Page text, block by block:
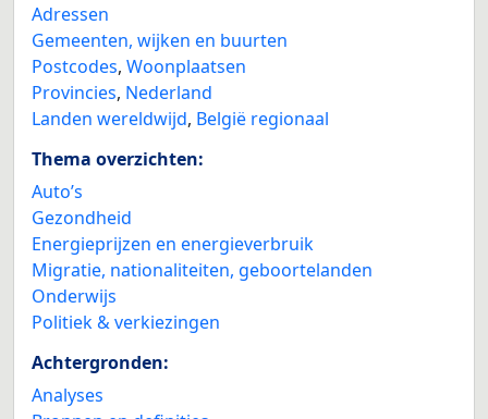
Adressen
Gemeenten, wijken en buurten
Postcodes, Woonplaatsen
Provincies, Nederland
Landen wereldwijd, België regionaal
Thema overzichten:
Auto’s
Gezondheid
Energieprijzen en energieverbruik
Migratie, nationaliteiten, geboortelanden
Onderwijs
Politiek & verkiezingen
Achtergronden:
Analyses